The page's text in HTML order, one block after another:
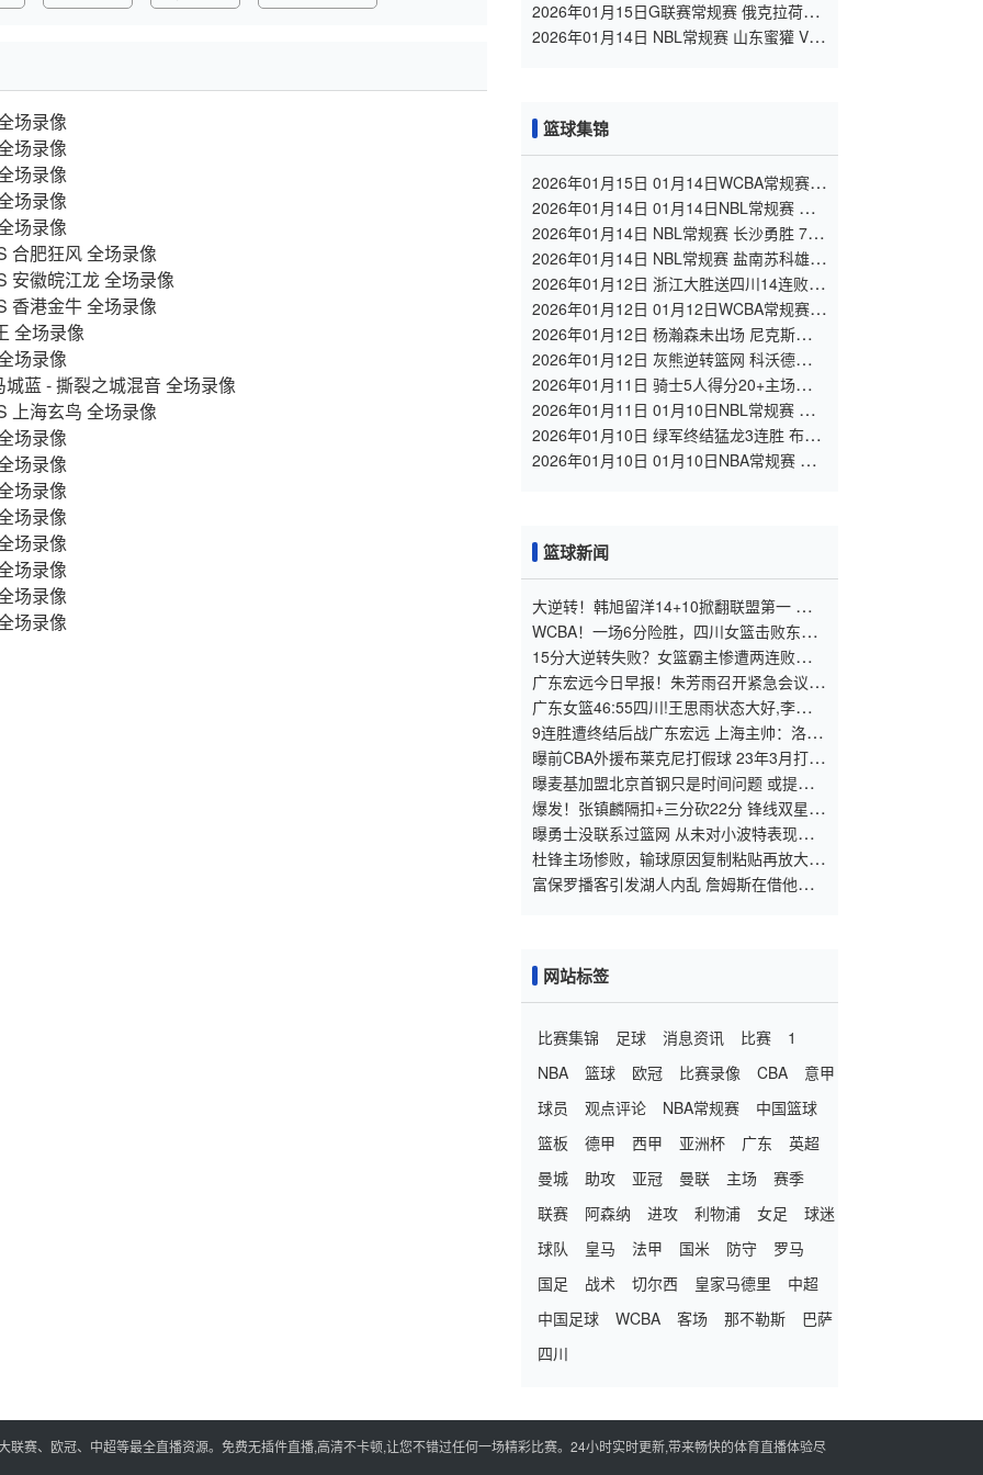
场录像
场录像
场录像
场录像
场录像
合肥狂风 全场录像
安徽皖江龙 全场录像
香港金牛 全场录像
全场录像
场录像
蓝 - 撕裂之城混音 全场录像
上海玄鸟 全场录像
场录像
场录像
场录像
场录像
场录像
场录像
场录像
场录像
场录像
2026年01月15日G联赛常规赛 俄克拉荷马
城蓝 - 撕裂之城混音 全场录像
2026年01月14日 NBL常规赛 山东蜜獾 VS
篮球集锦
2026年01月15日 01月14日WCBA常规赛
山西女篮 91 - 78 上海女篮 全场集锦
2026年01月14日 01月14日NBL常规赛 山
东蜜獾 85 - 93 上海玄鸟 全场集锦
2026年01月14日 NBL常规赛 长沙勇胜 76 -
82 合肥狂风 全场集锦
2026年01月14日 NBL常规赛 盐南苏科雄狮
113 - 110 贵州猛龙 全场集锦
2026年01月12日 浙江大胜送四川14连败
约克19分 段睿骐17+7 景菡一14分
2026年01月12日 01月12日WCBA常规赛
广东女篮 75 - 83 山东女篮 全场集锦
2026年01月12日 杨瀚森未出场 尼克斯终结
开拓者5连胜 阿夫迪亚最后时刻伤退
2026年01月12日 灰熊逆转篮网 科沃德
21+8 兰代尔16+9 克洛尼17中4
2026年01月11日 骑士5人得分20+主场复仇
森林狼 米切尔28+8 爱德华兹25+5
2026年01月11日 01月10日NBL常规赛 上
海玄鸟 107 - 88 贵州猛龙 全场集锦
2026年01月10日 绿军终结猛龙3连胜 布朗
25+8+7 鸭王27+8 莺歌&巴恩斯缺阵
2026年01月10日 01月10日NBA常规赛 快
篮球新闻
大逆转！韩旭留洋14+10掀翻联盟第一 加盟
10战9胜联盟最佳
WCBA！一场6分险胜，四川女篮击败东
莞，王思雨12分，杨力维21分
15分大逆转失败？女篮霸主惨遭两连败：杨
力维21分王思雨12+7
广东宏远今日早报！朱芳雨召开紧急会议，
杜锋深夜发声，徐杰生日快乐
广东女篮46:55四川!王思雨状态大好,李缘状
态不佳,广东进攻受阻
9连胜遭终结后战广东宏远 上海主帅：洛夫
顿轮休
曝前CBA外援布莱克尼打假球 23年3月打广
东消极比赛
曝麦基加盟北京首钢只是时间问题 或提前
离开NBL
爆发！张镇麟隔扣+三分砍22分 锋线双星攻
防拉满
曝勇士没联系过篮网 从未对小波特表现出
真正兴趣
杜锋主场惨败，输球原因复制粘贴再放大，
邱彪幸亏错误及时修改
富保罗播客引发湖人内乱 詹姆斯在借他逼
网站标签
比赛集锦 足球 消息资讯 比赛
1
NBA
篮球 欧冠 比赛录像 CBA
意甲
球员
观点评论 NBA常规赛
中国篮球
篮板
德甲 西甲 亚洲杯 广东
英超
曼城
助攻 亚冠 曼联 主场
赛季
联赛
阿森纳 进攻 利物浦 女足
球迷
球队
皇马 法甲 国米 防守
罗马
国足
战术 切尔西 皇家马德里
中超
中国足球
WCBA 客场 那不勒斯
巴萨
四川
赛、欧冠、中超等最全直播资源。免费无插件直播,高清不卡顿,让您不错过任何一场精彩比赛。24小时实时更新,带来畅快的体育直播体验尽